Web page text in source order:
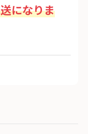
になりま